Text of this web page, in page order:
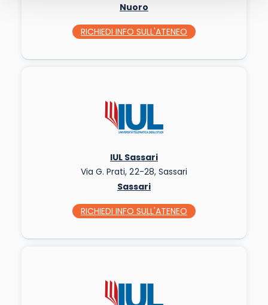
Nuoro
RICHIEDI INFO SULL'ATENEO
IUL Sassari
Via G. Prati, 22-28, Sassari
Sassari
RICHIEDI INFO SULL'ATENEO